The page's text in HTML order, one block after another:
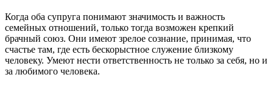
Когда оба супруга понимают значимость и важность
семейных отношений, только тогда возможен крепкий
брачный союз. Они имеют зрелое сознание, принимая, что
счастье там, где есть бескорыстное служение близкому
человеку. Умеют нести ответственность не только за себя, но и
за любимого человека.